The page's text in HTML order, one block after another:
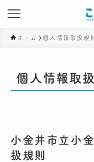
ホーム 個人情報取扱規則
個人情報取
小金井市立小
扱規則